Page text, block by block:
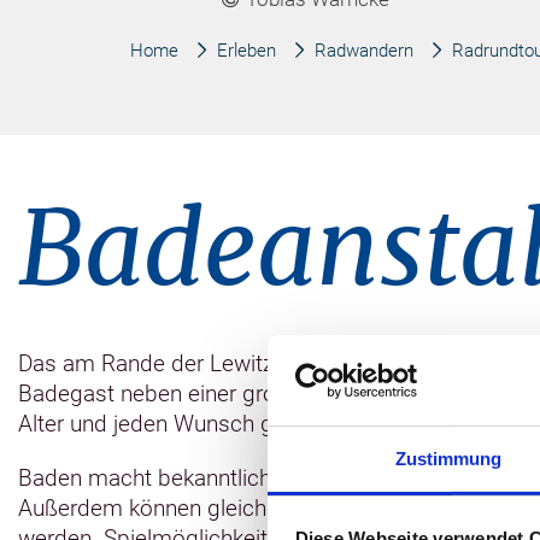
Zustimmung
Home Erleben Radwandern
Das am Rande der Lewitz gelegene Eldebad ist
Badegast neben einer großen Liegewiese ein
Alter und jeden Wunsch garantiert ist. Geöffnet 13
Baden macht bekanntlich hungrig: Snacks zur
Außerdem können gleich nebenan große und kleine